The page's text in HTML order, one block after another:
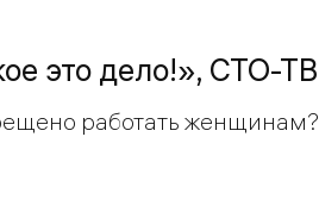
это дело!», СТО-
работать женщинам?